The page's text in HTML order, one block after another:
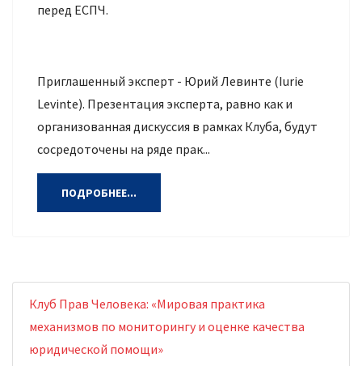
перед ЕСПЧ.
Приглашенный эксперт - Юрий Левинте (Iurie
Levinte). Презентация эксперта, равно как и
организованная дискуссия в рамках Клуба, будут
сосредоточены на ряде прак...
ПОДРОБНЕЕ...
Клуб Прав Человека: «Мировая практика
механизмов по мониторингу и оценке качества
юридической помощи»